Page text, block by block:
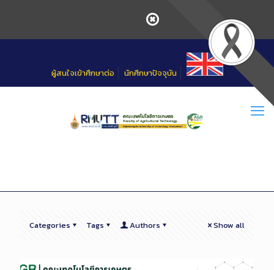
ผู้สนใจเข้าศึกษาต่อ นักศึกษาปัจจุบัน
Categories Tags Authors Show all